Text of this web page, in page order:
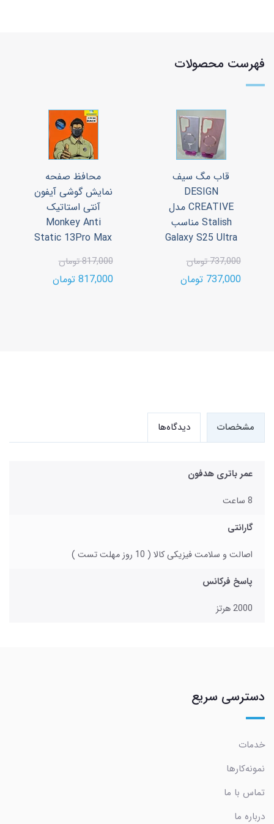
فهرست محصولات
قاب مگ سیف
DESIGN
CREATIVE مدل
Stalish مناسب
Galaxy S25 Ultra
737,000 تومان
737,000 تومان
محافظ صفحه
نمایش گوشی آیفون
آنتی استاتیک
Monkey Anti
Static 13Pro Max
817,000 تومان
817,000 تومان
مشخصات دیدگاه‌ها
عمر باتری هدفون
8 ساعت
گارانتی
اصالت و سلامت فیزیکی کالا ( 10 روز مهلت تست )
پاسخ فرکانس
2000 هرتز
دسترسی سریع
خدمات
نمونه‌کارها
تماس با ما
درباره ما